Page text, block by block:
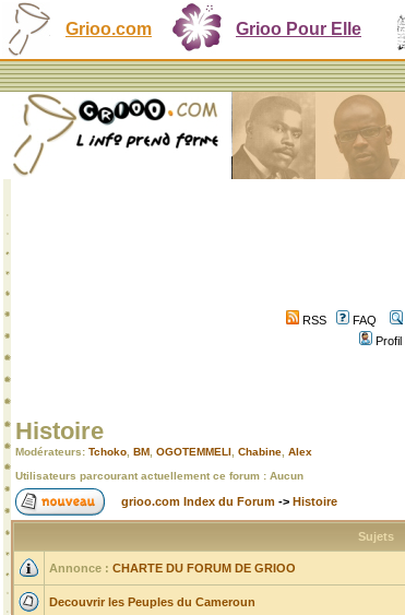
Grioo.com Grioo Pour Elle
RSS FAQ
Profil
Histoire
Modérateurs: Tchoko BM OGOTEMMELI Chabine Alex
Utilisateurs parcourant actuellement ce forum : Aucun
grioo.com Index du Forum -> Histoire
Sujets
Annonce : CHARTE DU FORUM DE GRIOO
Decouvrir les Peuples du Cameroun